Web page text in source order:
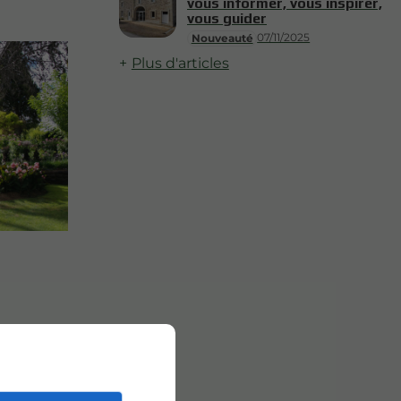
Nouveauté 07/11/2025
vous guider
Plus d'articles